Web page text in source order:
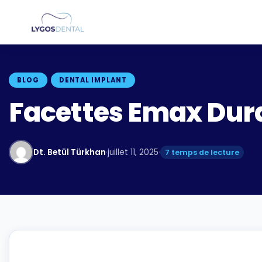
BLOG DENTAL IMPLANT
Facettes Emax
Dt. Betül Türkhan·juillet 11, 2025· 7 temps de lecture